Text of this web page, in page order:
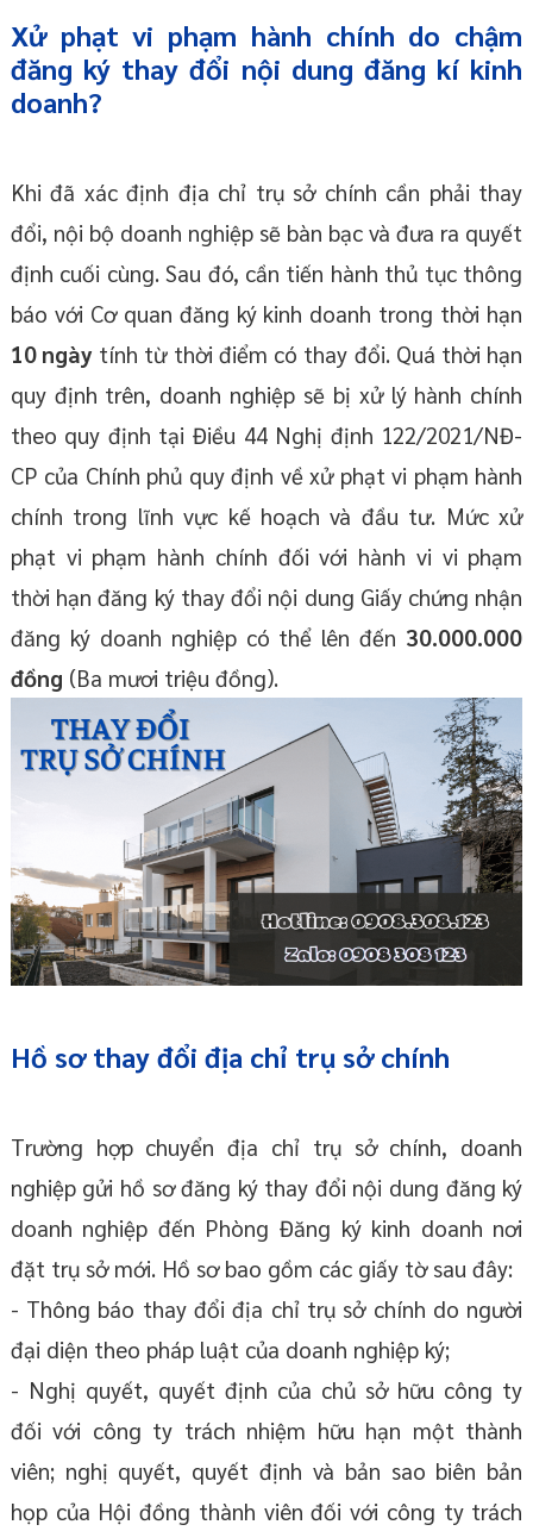
Xử phạt vi phạm hành chính do chậm
đăng ký thay đổi nội dung đăng kí kinh
doanh?
Khi đã xác định địa chỉ trụ sở chính cần phải thay
đổi, nội bộ doanh nghiệp sẽ bàn bạc và đưa ra quyết
định cuối cùng. Sau đó, cần tiến hành thủ tục thông
báo với Cơ quan đăng ký kinh doanh trong thời hạn
10 ngày tính từ thời điểm có thay đổi. Quá thời hạn
quy định trên, doanh nghiệp sẽ bị xử lý hành chính
theo quy định tại Điều 44 Nghị định 122/2021/NĐ-
CP của Chính phủ quy định về xử phạt vi phạm hành
chính trong lĩnh vực kế hoạch và đầu tư. Mức xử
phạt vi phạm hành chính đối với hành vi vi phạm
thời hạn đăng ký thay đổi nội dung Giấy chứng nhận
đăng ký doanh nghiệp có thể lên đến 30.000.000
đồng (Ba mươi triệu đồng).
Hồ sơ thay đổi địa chỉ trụ sở chính
Trường hợp chuyển địa chỉ trụ sở chính, doanh
nghiệp gửi hồ sơ đăng ký thay đổi nội dung đăng ký
doanh nghiệp đến Phòng Đăng ký kinh doanh nơi
đặt trụ sở mới. Hồ sơ bao gồm các giấy tờ sau đây:
- Thông báo thay đổi địa chỉ trụ sở chính do người
đại diện theo pháp luật của doanh nghiệp ký;
- Nghị quyết, quyết định của chủ sở hữu công ty
đối với công ty trách nhiệm hữu hạn một thành
viên; nghị quyết, quyết định và bản sao biên bản
họp của Hội đồng thành viên đối với công ty trách